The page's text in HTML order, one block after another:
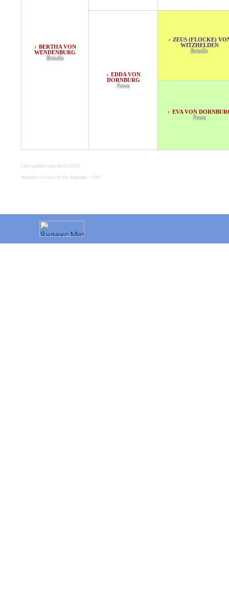
♀ BERTHA VON
WENDENBURG
Brindle
♀ EDDA VON
DORNBURG
Fawn
♂ ZEUS (FLOCKE)
WITZHELDEN
Brindle
♀ EVA VON
Fawn
Last update was 06.03.2024
Number of visits of the dogpage - 1061